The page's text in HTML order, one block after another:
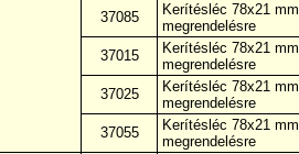
37085
Kerítésléc 78x21
megrendelésre
37015
Kerítésléc 78x21
megrendelésre
37025
Kerítésléc 78x21
megrendelésre
37055
Kerítésléc 78x21
megrendelésre